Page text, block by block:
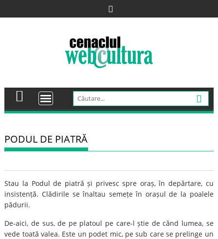
to
PODUL DE PIATRĂ
Stau la Podul de piatră și privesc spre oraș, în depărtare, cu
insistență. Clădirile se înaltau semețe în orașul de la poalele
pădurii.
De-aici, de sus, de pe platoul pe care-l știe de când lumea, se
vede toată valea. Este un podet mic, pe sub care se prelinge un